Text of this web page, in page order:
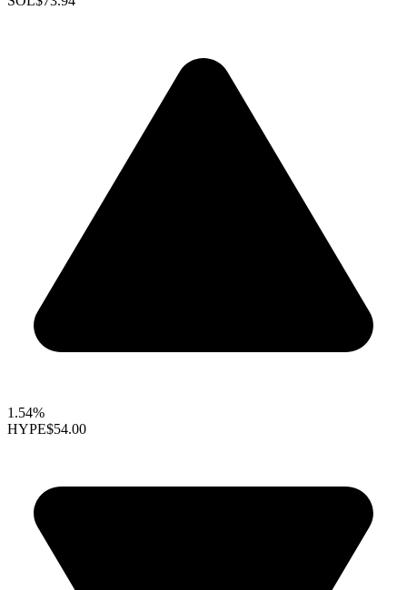
1.54%
HYPE$54.00